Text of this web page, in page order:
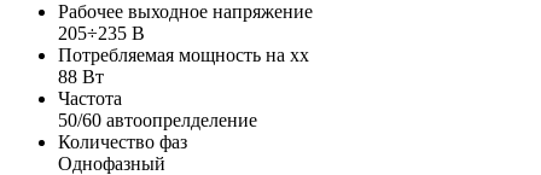
Рабочее выходное напряжение
205÷235 В
Потребляемая мощность на хх
88 Вт
Частота
50/60 автоопрелделение
Количество фаз
Однофазный